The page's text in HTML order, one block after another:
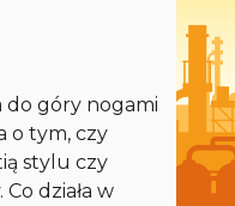
do góry nogami
o tym, czy
stylu czy
działa w